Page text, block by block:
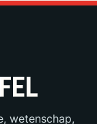
wetenschap,